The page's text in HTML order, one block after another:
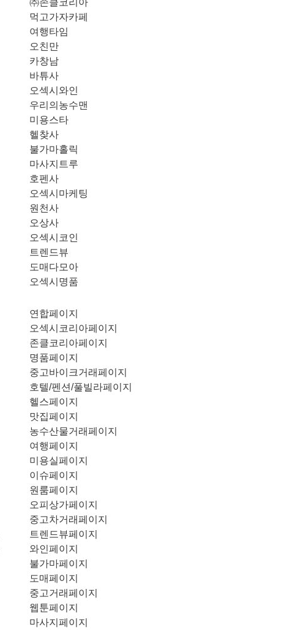
먹고가자카페
여행타임
오친만
카창남
바튜사
오섹시와인
우리의농수맨
미용스타
헬찾사
불가마홀릭
마사지트루
호펜사
오섹시마케팅
원천사
오상사
오섹시코인
트렌드뷰
도매다모아
오섹시명품
연합페이지
오섹시코리아페이지
존클코리아페이지
명품페이지
중고바이크거래페이지
호텔/펜션/풀빌라페이지
헬스페이지
맛집페이지
농수산물거래페이지
여행페이지
미용실페이지
이슈페이지
원룸페이지
오피상가페이지
중고차거래페이지
트렌드뷰페이지
와인페이지
불가마페이지
도매페이지
중고거래페이지
웹툰페이지
마사지페이지